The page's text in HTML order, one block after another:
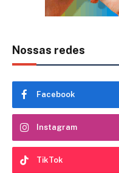
Nossas redes
Facebook
Instagram
TikTok